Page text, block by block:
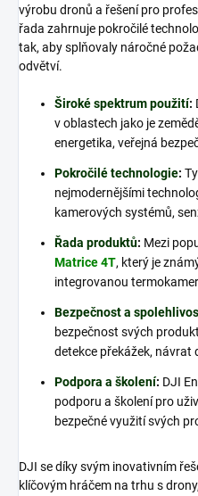
výrobu dronů a řešení pro
řada zahrnuje pokročilé
tak, aby splňovaly náročné
odvětví.
Široké spektrum použití:
v oblastech jako je
energetika, veřejná
Pokročilé technologie:
nejmodernějšími
kamerových systémů,
Řada produktů: Mezi
Matrice 4T, který je
integrovanou
Bezpečnost a
bezpečnost svých
detekce překážek, návrat
Podpora a školení: DJI
podporu a školení pro
bezpečné využití svých
DJI se díky svým inovativním
klíčovým hráčem na trhu s